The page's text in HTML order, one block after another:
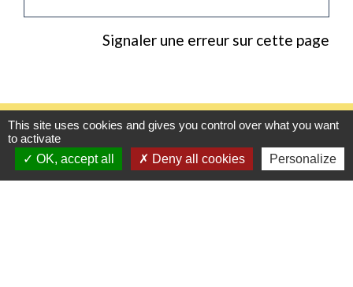
Signaler une erreur sur cette page
Contacts
Mairie de Gasny
42 rue de Paris
This site uses cookies and gives you control over what you want
to activate
OK, accept all
Deny all cookies Personalize